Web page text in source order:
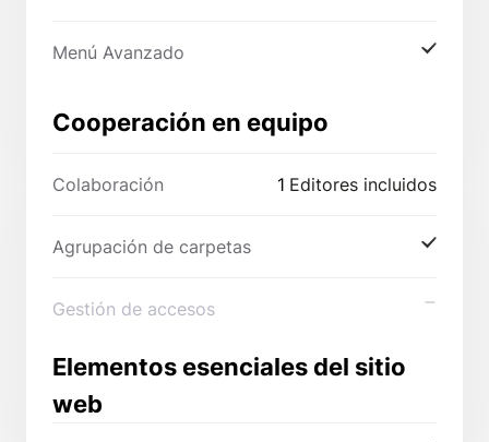
Menú Avanzado
Cooperación en equipo
Colaboración 1 Editores incluidos
Agrupación de carpetas
Gestión de accesos
Elementos esenciales del sitio
web